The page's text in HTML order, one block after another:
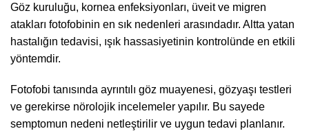
Göz kuruluğu, kornea enfeksiyonları, üveit ve migren
atakları fotofobinin en sık nedenleri arasındadır. Altta yatan
hastalığın tedavisi, ışık hassasiyetinin kontrolünde en etkili
yöntemdir.
Fotofobi tanısında ayrıntılı göz muayenesi, gözyaşı testleri
ve gerekirse nörolojik incelemeler yapılır. Bu sayede
semptomun nedeni netleştirilir ve uygun tedavi planlanır.